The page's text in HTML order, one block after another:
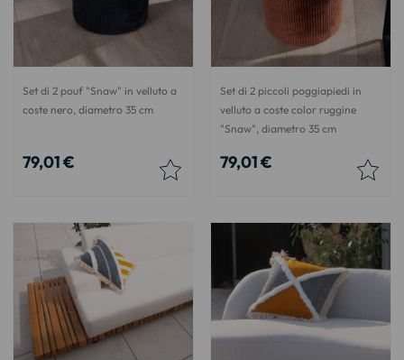
Set di 2 pouf "Snaw" in velluto a
coste nero, diametro 35 cm
79,01 €
Set di 2 piccoli poggiapiedi in
velluto a coste color ruggine
"Snaw", diametro 35 cm
79,01 €